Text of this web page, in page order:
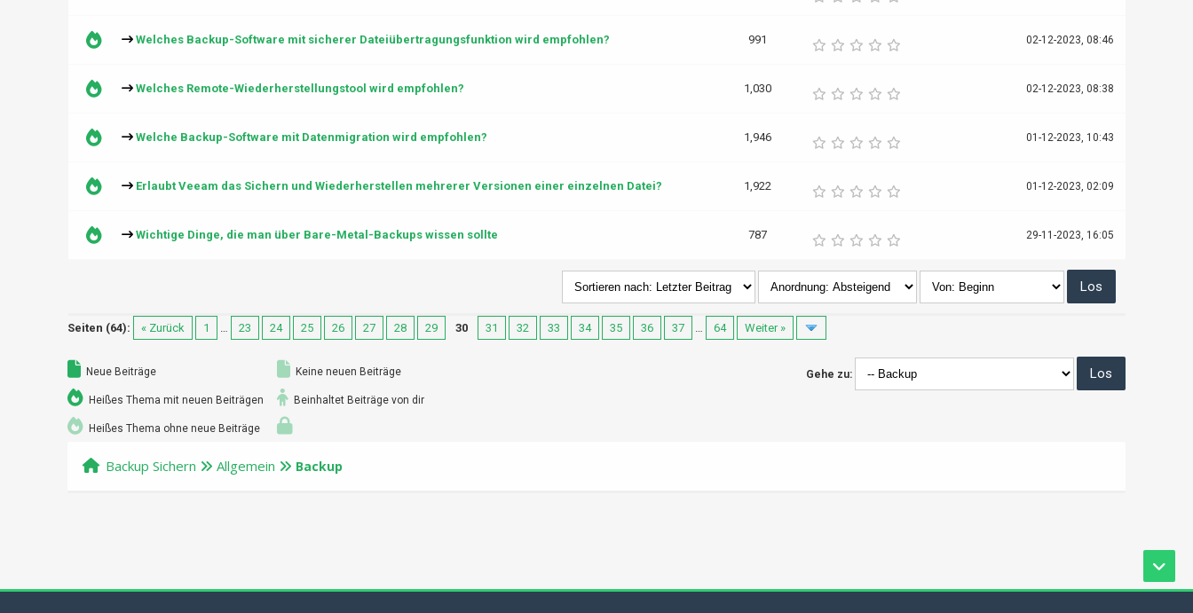
Welches Backup-Software mit sicherer Dateiübertragungsfunktion wird empfohlen? 991 02-12-2023, 08:46
Welches Remote-Wiederherstellungstool wird empfohlen? 1,030 02-12-2023, 08:38
Welche Backup-Software mit Datenmigration wird empfohlen? 1,946 01-12-2023, 10:43
Erlaubt Veeam das Sichern und Wiederherstellen mehrerer Versionen einer einzelnen Datei? 1,922 01-12-2023, 02:09
Wichtige Dinge, die man über Bare-Metal-Backups wissen sollte 787 29-11-2023, 16:05
Seiten (64): « Zurück 1 … 23 24 25 26 27 28 29 30 31 32 33 34 35 36 37 … 64 Weiter »
Neue Beiträge
Heißes Thema mit neuen Beiträgen
Heißes Thema ohne neue Beiträge
Keine neuen Beiträge
Beinhaltet Beiträge von dir
Gehe zu:
Backup Sichern Allgemein Backup